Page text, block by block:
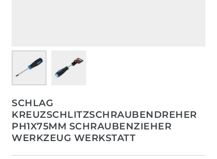
SCHLAG
KREUZSCHLITZSCHRAUBENDREHER
PH1X75MM SCHRAUBENZIEHER
WERKZEUG WERKSTATT